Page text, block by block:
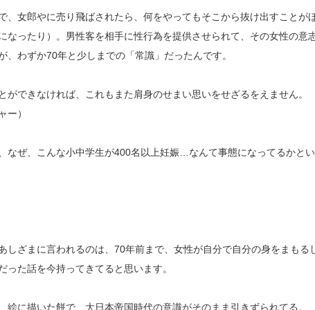
、女郎やに売り飛ばされたら、何をやってもそこから抜け出すことが
ったり）。男性客を相手に性行為を提供させられて、その女性の意
わずか70年と少しまでの「常識」だったんです。
できなければ、これもまた肩身のせまい思いをせざるをえません。
ー）
なぜ、こんな小中学生が400名以上妊娠…なんて事態になってるかとい
ざまに言われるのは、70年前まで、女性が自分で自分の身をまもる
た話を今持ってきてると思います。
に描いた餅で、大日本帝国時代の意識がそのまま引きずられてる。